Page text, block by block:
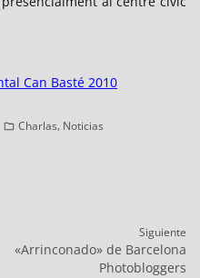
Can Basté 2010
Categorías
Charlas, Noticias
Siguiente
Entrada
«Arrinconado» de Barcelona
Photobloggers